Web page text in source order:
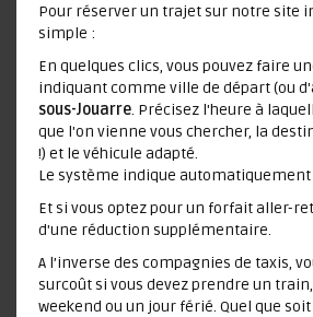
Pour réserver un trajet sur notre site
simple :
En quelques clics, vous pouvez faire
indiquant comme ville de départ (ou
sous-Jouarre. Précisez l'heure à
que l'on vienne vous chercher, la
!) et le véhicule adapté.
Le système indique
Et si vous optez pour un forfait aller-
d'une réduction supplémentaire.
A l’inverse des compagnies de taxis,
surcoût si vous devez prendre un
weekend ou un jour férié. Quel que